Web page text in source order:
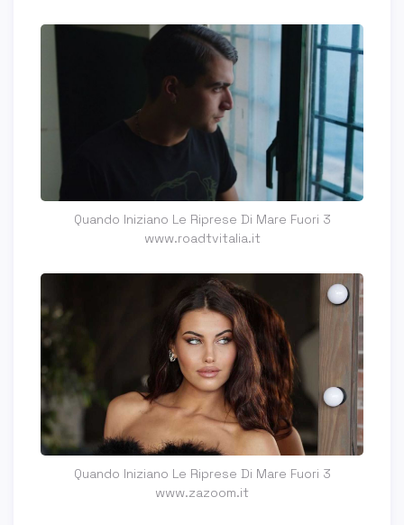
Quando Iniziano Le Riprese Di Mare Fuori 3
www.roadtvitalia.it
Quando Iniziano Le Riprese Di Mare Fuori 3
www.zazoom.it